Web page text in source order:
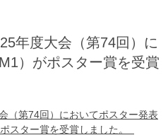
年度大会（第74回）に
）がポスター賞を受賞
（第74回）においてポスター発表
スター賞を受賞しました。